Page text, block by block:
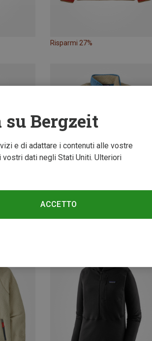
Risparmi 27%
Risparmi 16%
Bergzeit
e di adattare i contenuti alle vostre
dati negli Stati Uniti. Ulteriori
ACCETTO